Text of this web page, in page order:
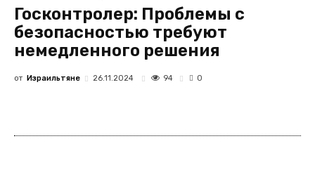
Госконтролер: Проблемы с
безопасностью требуют
немедленного решения
от Израильтяне 26.11.2024 94 0